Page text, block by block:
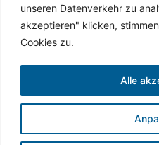
unseren Datenverkehr zu
akzeptieren" klicken,
Cookies zu.
Alle
finden Sie in der
Impressum
2026